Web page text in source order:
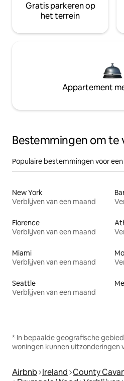
Gratis parkeren op
het terrein
Appartement
Bestemmingen om te
Populaire bestemmingen voor
New York
Verblijven van een maand
Florence
Verblijven van een maand
Miami
Verblijven van een maand
Seattle
Verblijven van een maand
* In bepaalde geografische
woningen kunnen uitzonderingen
Airbnb Ireland County